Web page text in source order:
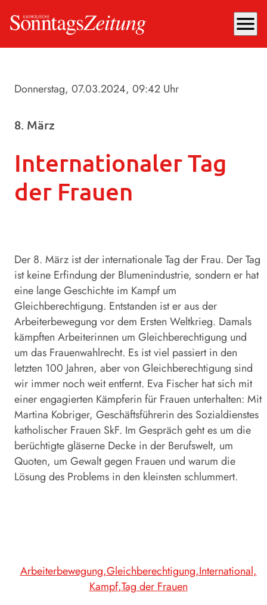
menu
Donnerstag, 07.03.2024, 09:42 Uhr
8. März
Internationaler Tag
der Frauen
Der 8. März ist der internationale Tag der Frau. Der Tag
ist keine Erfindung der Blumenindustrie, sondern er hat
eine lange Geschichte im Kampf um
Gleichberechtigung. Entstanden ist er aus der
Arbeiterbewegung vor dem Ersten Weltkrieg. Damals
kämpften Arbeiterinnen um Gleichberechtigung und
um das Frauenwahlrecht. Es ist viel passiert in den
letzten 100 Jahren, aber von Gleichberechtigung sind
wir immer noch weit entfernt. Eva Fischer hat sich mit
einer engagierten Kämpferin für Frauen unterhalten: Mit
Martina Kobriger, Geschäftsführerin des Sozialdienstes
katholischer Frauen SkF. Im Gespräch geht es um die
berüchtigte gläserne Decke in der Berufswelt, um
Quoten, um Gewalt gegen Frauen und warum die
Lösung des Problems in den kleinsten schlummert.
Arbeiterbewegung Gleichberechtigung International
Kampf Tag der Frauen